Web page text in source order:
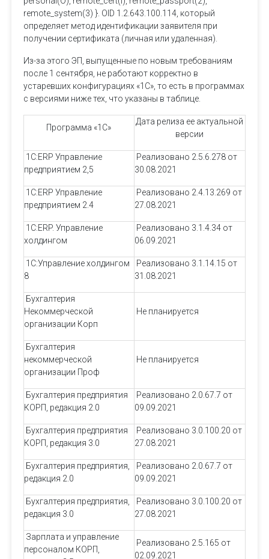
remote_system(3) }. OID 1.2.643.100.114, который
определяет метод идентификации заявителя при
получении сертификата (личная или удаленная).
Из-за этого ЭП, выпущенные по новым требованиям
после 1 сентября, не работают корректно в
устаревших конфигурациях «1С», то есть в программах
с версиями ниже тех, что указаны в таблице.
Программа «1С»
Дата релиза ее актуальной
версии
1С:ERP Управление
предприятием 2,5
Реализовано 2.5.6.278 от
30.08.2021
1С:ERP Управление
предприятием 2.4
Реализовано 2.4.13.269 от
27.08.2021
1С:ERP. Управление
холдингом
Реализовано 3.1.4.34 от
06.09.2021
1С:Управление холдингом
8
Реализовано 3.1.14.15 от
31.08.2021
Бухгалтерия
Некоммерческой
организации Корп
Не планируется
Бухгалтерия
некоммерческой
организации Проф
Не планируется
Бухгалтерия предприятия
КОРП, редакция 2.0
Реализовано 2.0.67.7 от
09.09.2021
Бухгалтерия предприятия
КОРП, редакция 3.0
Реализовано 3.0.100.20 от
27.08.2021
Бухгалтерия предприятия,
редакция 2.0
Реализовано 2.0.67.7 от
09.09.2021
Бухгалтерия предприятия,
редакция 3.0
Реализовано 3.0.100.20 от
27.08.2021
Зарплата и управление
персоналом КОРП,
Реализовано 2.5.165 от
02.09.2021